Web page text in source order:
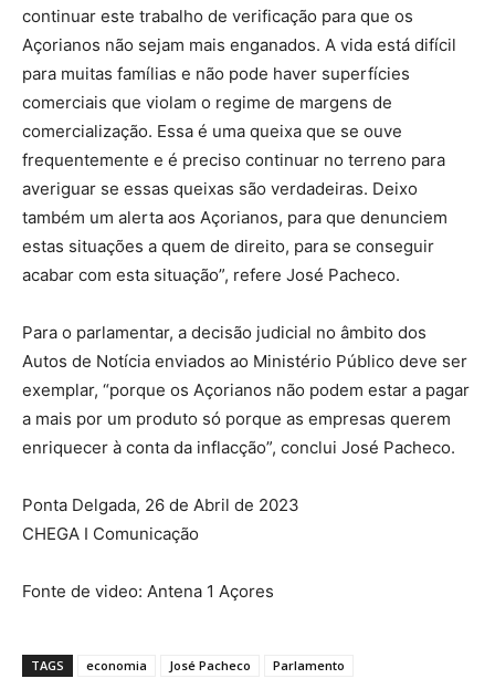
continuar este trabalho de verificação para que os
Açorianos não sejam mais enganados. A vida está difícil
para muitas famílias e não pode haver superfícies
comerciais que violam o regime de margens de
comercialização. Essa é uma queixa que se ouve
frequentemente e é preciso continuar no terreno para
averiguar se essas queixas são verdadeiras. Deixo
também um alerta aos Açorianos, para que denunciem
estas situações a quem de direito, para se conseguir
acabar com esta situação”, refere José Pacheco.
Para o parlamentar, a decisão judicial no âmbito dos
Autos de Notícia enviados ao Ministério Público deve ser
exemplar, “porque os Açorianos não podem estar a pagar
a mais por um produto só porque as empresas querem
enriquecer à conta da inflacção”, conclui José Pacheco.
Ponta Delgada, 26 de Abril de 2023
CHEGA I Comunicação
Fonte de video: Antena 1 Açores
TAGS economia José Pacheco Parlamento